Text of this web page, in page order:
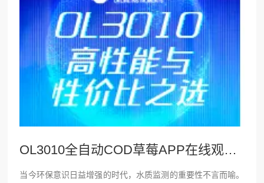
OL3010全自动COD草莓APP在线观看：高性能与性价比的完美结合
当今环保意识日益增强的时代，水质监测的重要性不言而喻。